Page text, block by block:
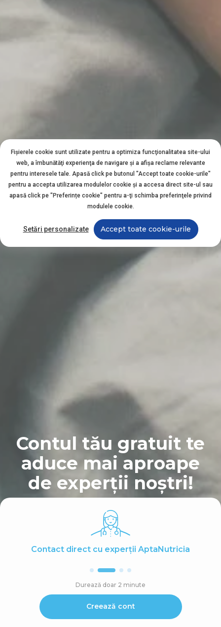
Contul tău gratuit te
aduce mai aproape
de experții noștri!
Contact direct cu experții AptaNutricia
Durează doar 2 minute
Creează cont
Fișierele cookie sunt utilizate pentru a optimiza funcţionalitatea site-ului
web, a îmbunătăţi experienţa de navigare şi a afişa reclame relevante
pentru interesele tale. Apasă click pe butonul "Accept toate cookie-urile"
pentru a accepta utilizarea modulelor cookie şi a accesa direct site-ul sau
apasă click pe "Preferințe cookie" pentru a-ţi schimba preferinţele privind
modulele cookie.
Setări personalizate Accept toate cookie-urile